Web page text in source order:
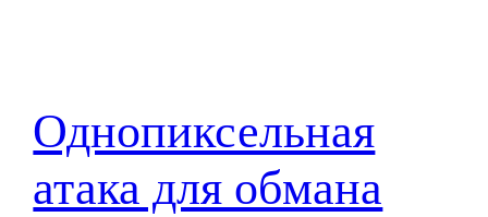
Однопиксельная
атака для обмана